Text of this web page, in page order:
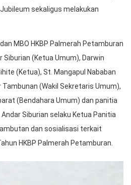
sekaligus melakukan
MBO HKBP Palmerah Petamburan
Siburian (Ketua Umum), Darwin
(Ketua), St. Mangapul Nababan
(Wakil Sekretaris Umum),
(Bendahara Umum) dan panitia
Siburian selaku Ketua Panitia
dan sosialisasi terkait
HKBP Palmerah Petamburan.